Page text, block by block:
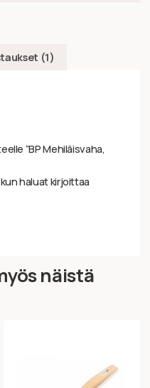
(1)
“BP Mehiläisvaha,
kun haluat kirjoittaa
näistä